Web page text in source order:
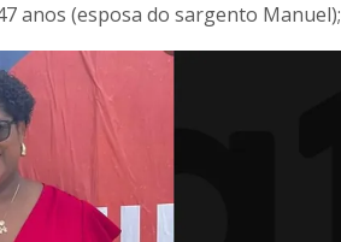
anos (esposa do sargento Manuel);